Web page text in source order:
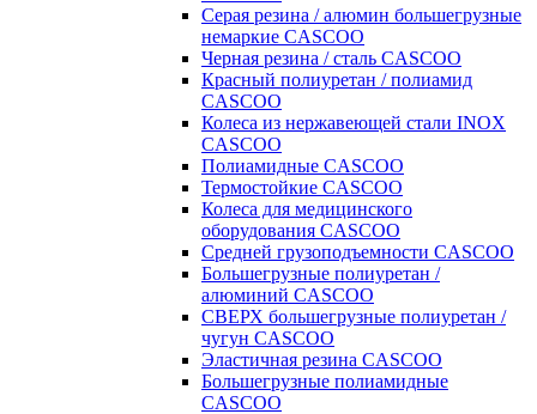
Серая резина / алюмин большегрузные
немаркие CASCOO
Черная резина / сталь CASCOO
Красный полиуретан / полиамид
CASCOO
Колеса из нержавеющей стали INOX
CASCOO
Полиамидные CASCOO
Термостойкие CASCOO
Колеса для медицинского
оборудования CASCOO
Средней грузоподъемности CASCOO
Большегрузные полиуретан /
алюминий CASCOO
СВЕРХ большегрузные полиуретан /
чугун CASCOO
Эластичная резина CASCOO
Большегрузные полиамидные
CASCOO